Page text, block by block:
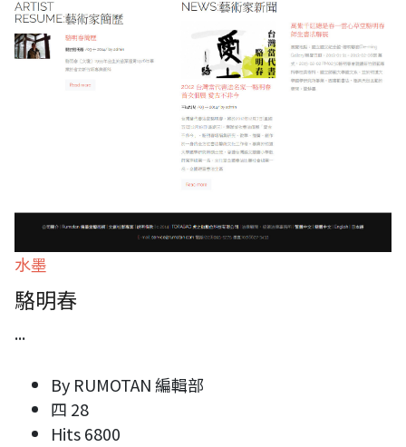
水墨
駱明春
...
By RUMOTAN 編輯部
四 28
Hits6800